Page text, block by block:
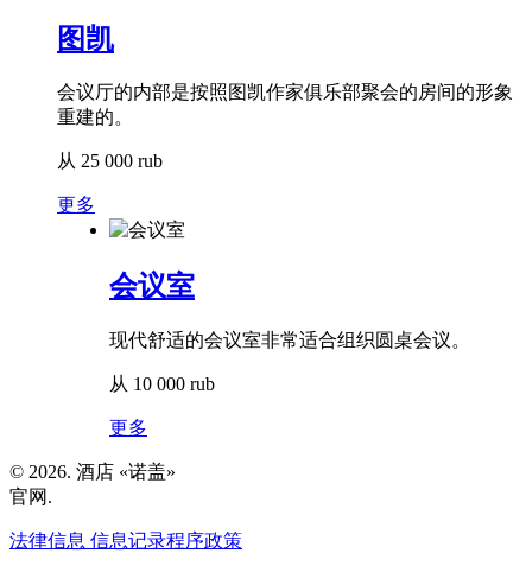
图凯
会议厅的内部是按照图凯作家俱乐部聚会的房间的形象
重建的。
从 25 000 rub
更多
会议室
现代舒适的会议室非常适合组织圆桌会议。
从 10 000 rub
更多
© 2026. 酒店 «诺盖»
官网.
法律信息 信息记录程序政策